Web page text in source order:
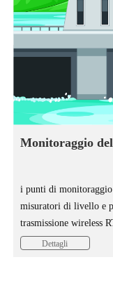
Monitoraggio
i punti di
misuratori di livello e
trasmissione wireless
reale come il livello
valore di allarme,
Dettagli